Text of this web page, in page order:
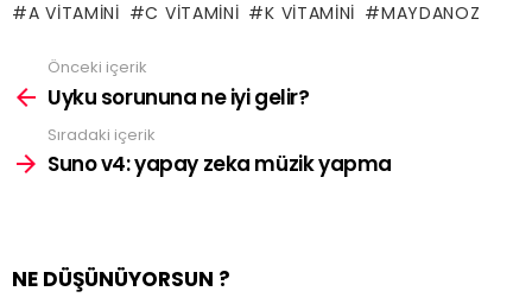
A VITAMINI C VITAMINI K VITAMINI MAYDANOZ
Önceki içerik
Uyku sorununa ne iyi gelir?
Sıradaki içerik
Suno v4: yapay zeka müzik yapma
NE DÜŞÜNÜYORSUN ?